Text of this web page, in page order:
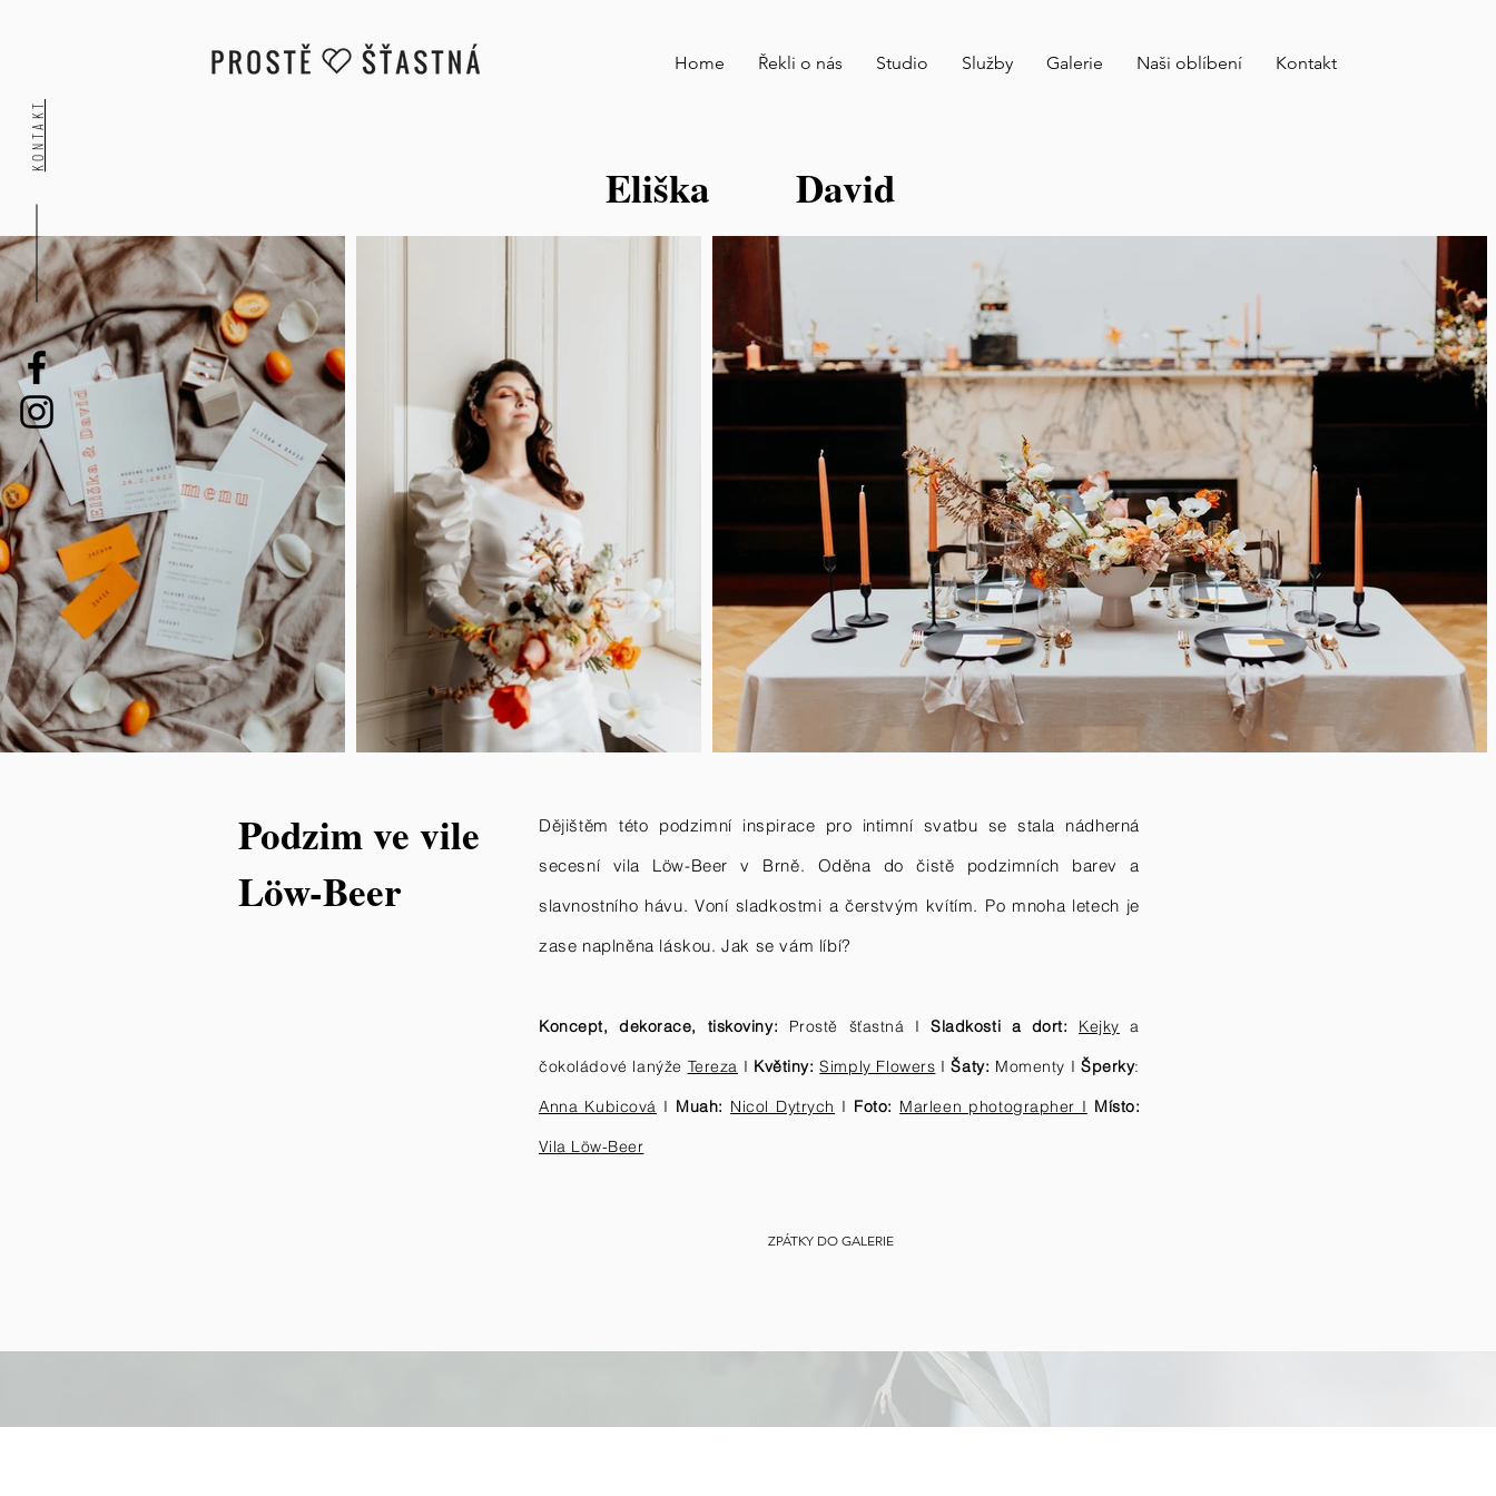
KONTAKT
Home Řekli o nás Studio Služby Galerie Naši oblíbení Kontakt
Eliška David
Dějištěm této podzimní inspirace pro intimní svatbu se stala nádherná
secesní vila Löw-Beer v Brně. Oděna do čistě podzimních barev a
slavnostního hávu. Voní sladkostmi a čerstvým kvítím. Po mnoha letech je
zase naplněna láskou. Jak se vám líbí?
Koncept, dekorace, tiskoviny: Prostě šťastná ISladkosti a dort: Kejky a
čokoládové lanýže Tereza I Květiny: Simply Flowers IŠaty: Momenty IŠperky:
Anna Kubicová I Muah: Nicol Dytrych I Foto: Marleen photographer I Místo:
Vila Löw-Beer
Podzim ve vile
Löw-Beer
ZPÁTKY DO GALERIE